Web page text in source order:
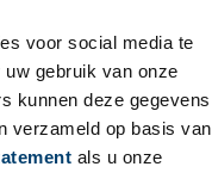
voor social media te
gebruik van onze
kunnen deze gegevens
verzameld op basis van
als u onze